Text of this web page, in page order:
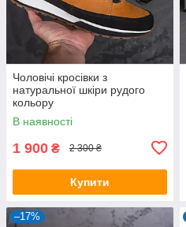
Чоловічі кросівки з
натуральної шкіри рудого
кольору
В наявності
1 900 ₴ 2 300 ₴
Купити
–17%